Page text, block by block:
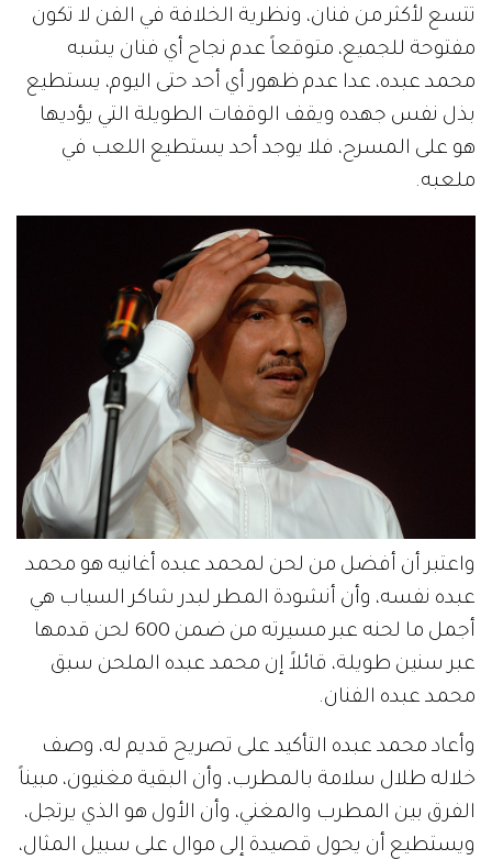
تتسع لأكثر من فنان، ونظرية الخلافة في الفن لا تكون
مفتوحة للجميع، متوقعاً عدم نجاح أي فنان يشبه
محمد عبده، عدا عدم ظهور أي أحد حتى اليوم، يستطيع
بذل نفس جهده ويقف الوقفات الطويلة التي يؤديها
هو على المسرح، فلا يوجد أحد يستطيع اللعب في
ملعبه.
واعتبر أن أفضل من لحن لمحمد عبده أغانيه هو محمد
عبده نفسه، وأن أنشودة المطر لبدر شاكر السياب هي
أجمل ما لحنه عبر مسيرته من ضمن 600 لحن قدمها
عبر سنين طويلة، قائلاً إن محمد عبده الملحن سبق
محمد عبده الفنان.
وأعاد محمد عبده التأكيد على تصريح قديم له، وصف
خلاله طلال سلامة بالمطرب، وأن البقية مغنيون، مبيناً
الفرق بين المطرب والمغني، وأن الأول هو الذي يرتجل،
ويستطيع أن يحول قصيدة إلى موال على سبيل المثال،